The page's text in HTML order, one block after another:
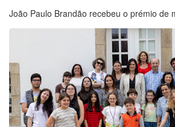
João Paulo Brandão recebeu o prémio de